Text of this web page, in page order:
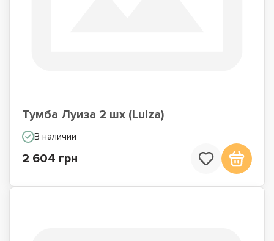
Тумба Луиза 2 шх (Luiza)
В наличии
2 604 грн